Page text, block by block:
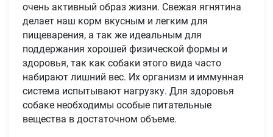
очень активный образ жизни. Свежая ягнятина
делает наш корм вкусным и легким для
пищеварения, а так же идеальным для
поддержания хорошей физической формы и
здоровья, так как собаки этого вида часто
набирают лишний вес. Их организм и иммунная
система испытывают нагрузку. Для здоровья
собаке необходимы особые питательные
вещества в достаточном объеме.